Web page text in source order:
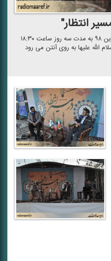
انتظار"
"در مسیر انتظار" از پنجشنبه ۲۹ فروردین ۹۸ به مدت سه روز ساعت ۱۸:۳۰